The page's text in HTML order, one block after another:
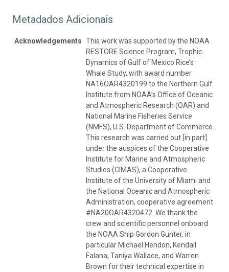
Metadados Adicionais
Acknowledgements This work was supported by the NOAA
RESTORE Science Program, Trophic
Dynamics of Gulf of Mexico Rice’s
Whale Study, with award number
NA16OAR4320199 to the Northern Gulf
Institute from NOAA’s Office of Oceanic
and Atmospheric Research (OAR) and
National Marine Fisheries Service
(NMFS), U.S. Department of Commerce.
This research was carried out [in part]
under the auspices of the Cooperative
Institute for Marine and Atmospheric
Studies (CIMAS), a Cooperative
Institute of the University of Miami and
the National Oceanic and Atmospheric
Administration, cooperative agreement
#NA20OAR4320472. We thank the
crew and scientific personnel onboard
the NOAA Ship Gordon Gunter, in
particular Michael Hendon, Kendall
Falana, Taniya Wallace, and Warren
Brown for their technical expertise in